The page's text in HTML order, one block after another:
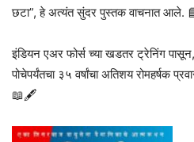
छटा”, हे अत्यंत सुंदर पुस्तक वाचनात आले.
इंडियन एअर फोर्स च्या खडतर ट्रेनिंग
पोचेपर्यंतचा ३५ वर्षांचा अतिशय रोमहर्षक
📖🖋️